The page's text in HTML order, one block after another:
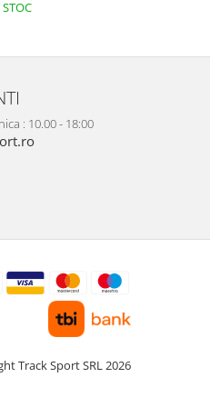
: 10.00 - 18:00
Track Sport SRL 2026